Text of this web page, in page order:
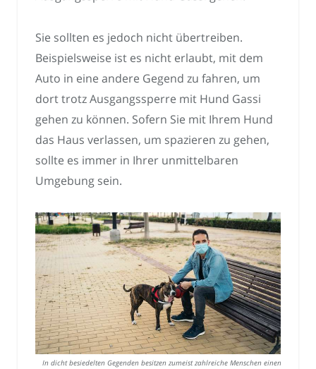
Sie sollten es jedoch nicht übertreiben.
Beispielsweise ist es nicht erlaubt, mit dem
Auto in eine andere Gegend zu fahren, um
dort trotz Ausgangssperre mit Hund Gassi
gehen zu können. Sofern Sie mit Ihrem Hund
das Haus verlassen, um spazieren zu gehen,
sollte es immer in Ihrer unmittelbaren
Umgebung sein.
In dicht besiedelten Gegenden besitzen zumeist zahlreiche Menschen einen